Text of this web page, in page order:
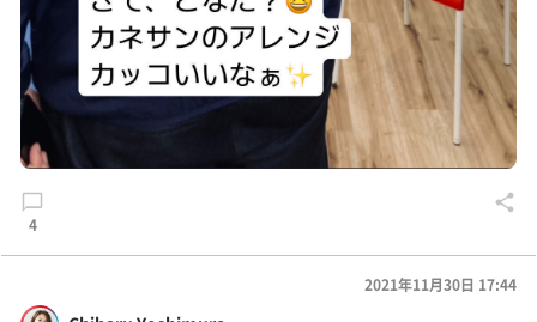
4
2021年11月30日 17:44